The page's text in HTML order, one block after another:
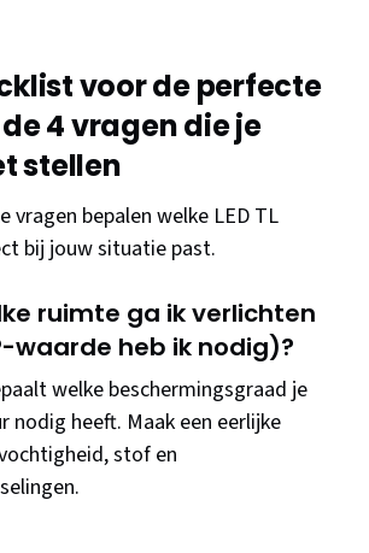
voor de perfecte
4 vragen die je
stellen
vragen bepalen welke LED TL
bij jouw situatie past.
ruimte ga ik verlichten
waarde heb ik nodig)?
welke beschermingsgraad je
nodig heeft. Maak een eerlijke
stof en